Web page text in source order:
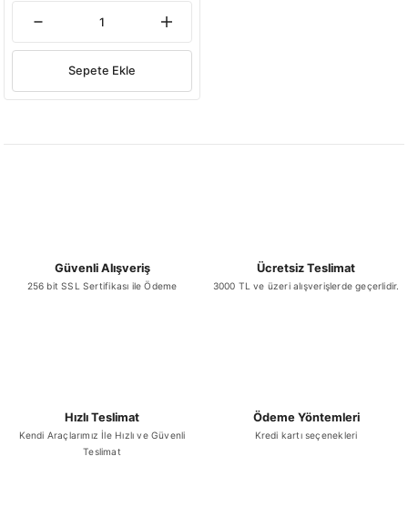
Sepete Ekle
Güvenli Alışveriş
256 bit SSL Sertifikası ile Ödeme
Ücretsiz Teslimat
3000 TL ve üzeri alışverişlerde geçerlidir.
Hızlı Teslimat
Kendi Araçlarımız İle Hızlı ve Güvenli
Teslimat
Ödeme Yöntemleri
Kredi kartı seçenekleri